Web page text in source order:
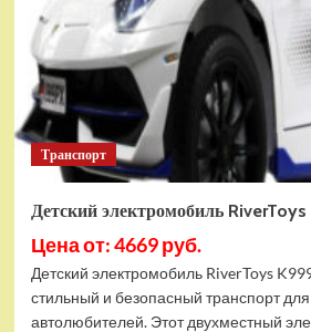
Гигабивень
Водная
Атака
Транспорт
Детский электромобиль
Цена от: 4669 руб.
Детский электромобиль RiverToys
стильный и безопасный транспорт
автолюбителей. Этот двухместный